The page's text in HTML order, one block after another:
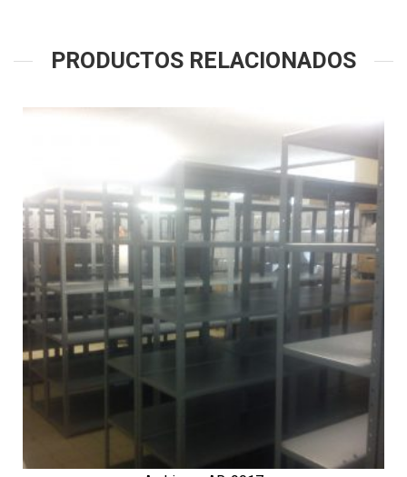
PRODUCTOS RELACIONADOS